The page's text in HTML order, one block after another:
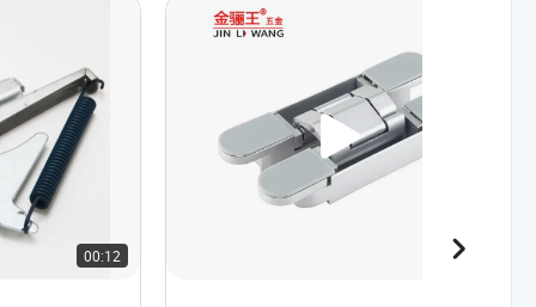
00:12 00:20